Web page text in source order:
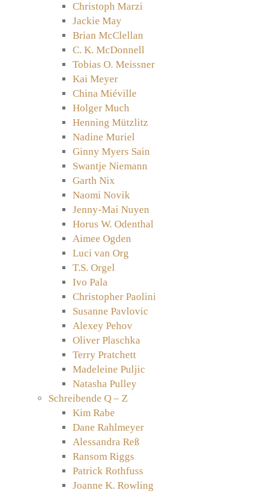
Christoph Marzi
Jackie May
Brian McClellan
C. K. McDonnell
Tobias O. Meissner
Kai Meyer
China Miéville
Holger Much
Henning Mützlitz
Nadine Muriel
Ginny Myers Sain
Swantje Niemann
Garth Nix
Naomi Novik
Jenny-Mai Nuyen
Horus W. Odenthal
Aimee Ogden
Luci van Org
T.S. Orgel
Ivo Pala
Christopher Paolini
Susanne Pavlovic
Alexey Pehov
Oliver Plaschka
Terry Pratchett
Madeleine Puljic
Natasha Pulley
Schreibende Q – Z
Kim Rabe
Dane Rahlmeyer
Alessandra Reß
Ransom Riggs
Patrick Rothfuss
Joanne K. Rowling